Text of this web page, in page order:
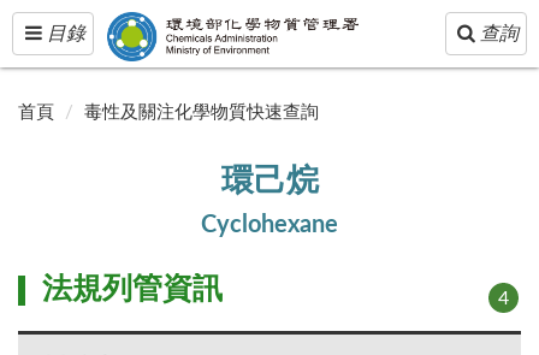
Toggle
navigation
目錄
Toggle
navigation
查詢
首頁 毒性及關注化學物質快速查詢
環己烷
Cyclohexane
4
法規列管資訊